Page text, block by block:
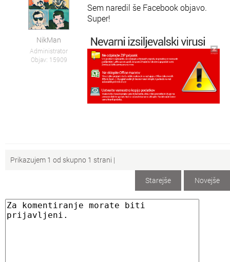
NikMan
Administrator
Objav: 15909
Sem naredil še Facebook objavo.
Super!
Prikazujem 1 od skupno 1 strani |
Novejše
Starejše